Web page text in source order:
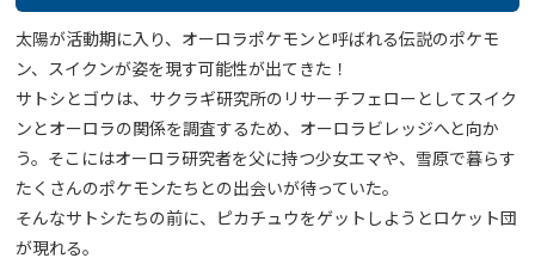
太陽が活動期に入り、オーロラポケモンと呼ばれる伝説のポケモ
ン、スイクンが姿を現す可能性が出てきた！
サトシとゴウは、サクラギ研究所のリサーチフェローとしてスイク
ンとオーロラの関係を調査するため、オーロラビレッジへと向か
う。そこにはオーロラ研究者を父に持つ少女エマや、雪原で暮らす
たくさんのポケモンたちとの出会いが待っていた。
そんなサトシたちの前に、ピカチュウをゲットしようとロケット団
が現れる。